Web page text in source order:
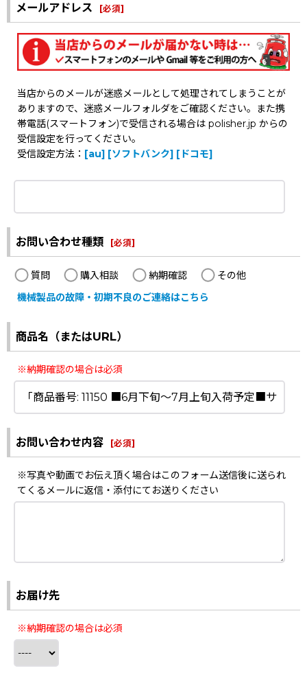
メールアドレス [必須]
当店からのメールが迷惑メールとして処理されてしまうことが
ありますので、迷惑メールフォルダをご確認ください。また携
帯電話(スマートフォン)で受信される場合は polisher.jp からの
受信設定を行ってください。
受信設定方法： [au] [ソフトバンク] [ドコモ]
お問い合わせ種類 [必須]
質問 購入相談 納期確認
その他
機械製品の故障・初期不良のご連絡はこちら
商品名（またはURL）
※納期確認の場合は必須
お問い合わせ内容 [必須]
※写真や動画でお伝え頂く場合はこのフォーム送信後に送られ
てくるメールに返信・添付にてお送りください
お届け先
※納期確認の場合は必須